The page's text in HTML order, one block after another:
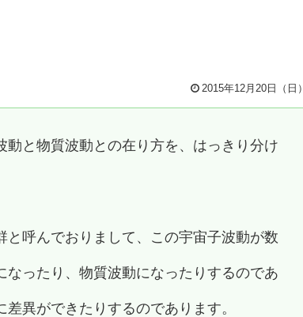
2015年12月20日（日）
動と物質波動との在り方を、はっきり分け
呼んでおりまして、この宇宙子波動が数
ったり、物質波動になったりするのであ
異ができたりするのであります。